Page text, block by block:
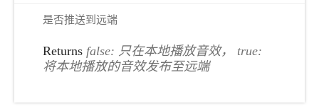
是否推送到远端
Returns false: 只在本地播放音效， true:
将本地播放的音效发布至远端